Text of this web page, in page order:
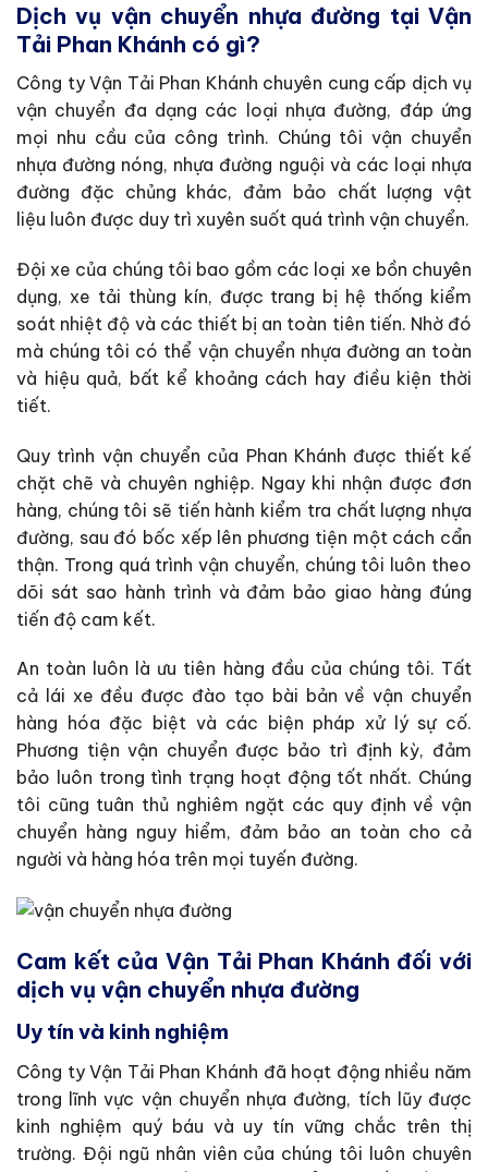
Dịch vụ vận chuyển nhựa đường tại Vận
Tải Phan Khánh có gì?
Công ty Vận Tải Phan Khánh chuyên cung cấp dịch vụ
vận chuyển đa dạng các loại nhựa đường, đáp ứng
mọi nhu cầu của công trình. Chúng tôi vận chuyển
nhựa đường nóng, nhựa đường nguội và các loại nhựa
đường đặc chủng khác, đảm bảo chất lượng vật
liệu luôn được duy trì xuyên suốt quá trình vận chuyển.
Đội xe của chúng tôi bao gồm các loại xe bồn chuyên
dụng, xe tải thùng kín, được trang bị hệ thống kiểm
soát nhiệt độ và các thiết bị an toàn tiên tiến. Nhờ đó
mà chúng tôi có thể vận chuyển nhựa đường an toàn
và hiệu quả, bất kể khoảng cách hay điều kiện thời
tiết.
Quy trình vận chuyển của Phan Khánh được thiết kế
chặt chẽ và chuyên nghiệp. Ngay khi nhận được đơn
hàng, chúng tôi sẽ tiến hành kiểm tra chất lượng nhựa
đường, sau đó bốc xếp lên phương tiện một cách cẩn
thận. Trong quá trình vận chuyển, chúng tôi luôn theo
dõi sát sao hành trình và đảm bảo giao hàng đúng
tiến độ cam kết.
An toàn luôn là ưu tiên hàng đầu của chúng tôi. Tất
cả lái xe đều được đào tạo bài bản về vận chuyển
hàng hóa đặc biệt và các biện pháp xử lý sự cố.
Phương tiện vận chuyển được bảo trì định kỳ, đảm
bảo luôn trong tình trạng hoạt động tốt nhất. Chúng
tôi cũng tuân thủ nghiêm ngặt các quy định về vận
chuyển hàng nguy hiểm, đảm bảo an toàn cho cả
người và hàng hóa trên mọi tuyến đường.
Cam kết của Vận Tải Phan Khánh đối với
dịch vụ vận chuyển nhựa đường
Uy tín và kinh nghiệm
Công ty Vận Tải Phan Khánh đã hoạt động nhiều năm
trong lĩnh vực vận chuyển nhựa đường, tích lũy được
kinh nghiệm quý báu và uy tín vững chắc trên thị
trường. Đội ngũ nhân viên của chúng tôi luôn chuyên